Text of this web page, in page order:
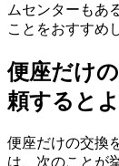
ムセンターもあ
ことをおすすめ
便座だけ
頼すると
便座だけの交換
は、次のことが